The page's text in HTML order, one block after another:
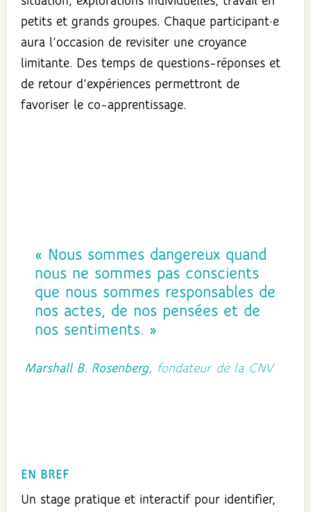
petits et grands groupes. Chaque participant·e
aura l’occasion de revisiter une croyance
limitante. Des temps de questions-réponses et
de retour d’expériences permettront de
favoriser le co-apprentissage.
« Nous sommes dangereux quand
nous ne sommes pas conscients
que nous sommes responsables de
nos actes, de nos pensées et de
nos sentiments. »
Marshall B. Rosenberg, fondateur de la CNV
EN BREF
Un stage pratique et interactif pour identifier,